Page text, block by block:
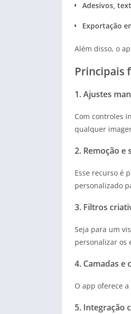
Adesivos,
Exportação
Além disso, o
Principais
1. Ajustes
Com controles
qualquer
2. Remoção
Esse recurso é
personalizado
3. Filtros
Seja para um
personalizar os
4. Camadas e
O app oferece
5. Integração